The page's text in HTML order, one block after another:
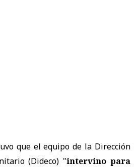
que el equipo de la Dirección
(Dideco) "intervino para